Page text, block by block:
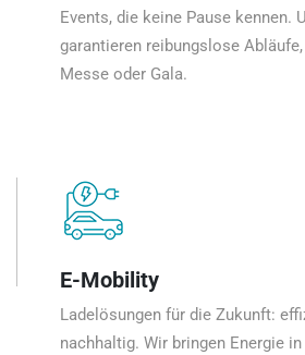
Events, die keine Pause kennen.
garantieren reibungslose
Messe oder Gala.
E-Mobility
Ladelösungen für die Zukunft:
nachhaltig. Wir bringen Energie in